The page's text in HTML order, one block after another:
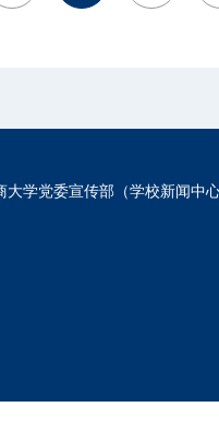
学党委宣传部（学校新闻中